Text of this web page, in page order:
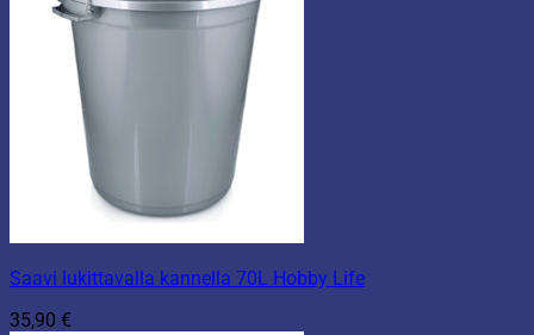
Saavi lukittavalla kannella 70L Hobby Life
35,90 €